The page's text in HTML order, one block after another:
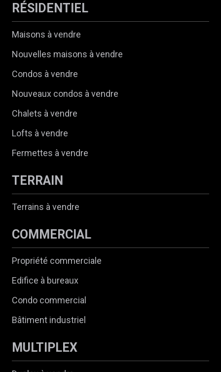
RÉSIDENTIEL
Maisons à vendre
Nouvelles maisons à vendre
Condos à vendre
Nouveaux condos à vendre
Chalets à vendre
Lofts à vendre
Fermettes à vendre
TERRAIN
Terrains à vendre
COMMERCIAL
Propriété commerciale
Edifice à bureaux
Condo commercial
Bâtiment industriel
MULTIPLEX